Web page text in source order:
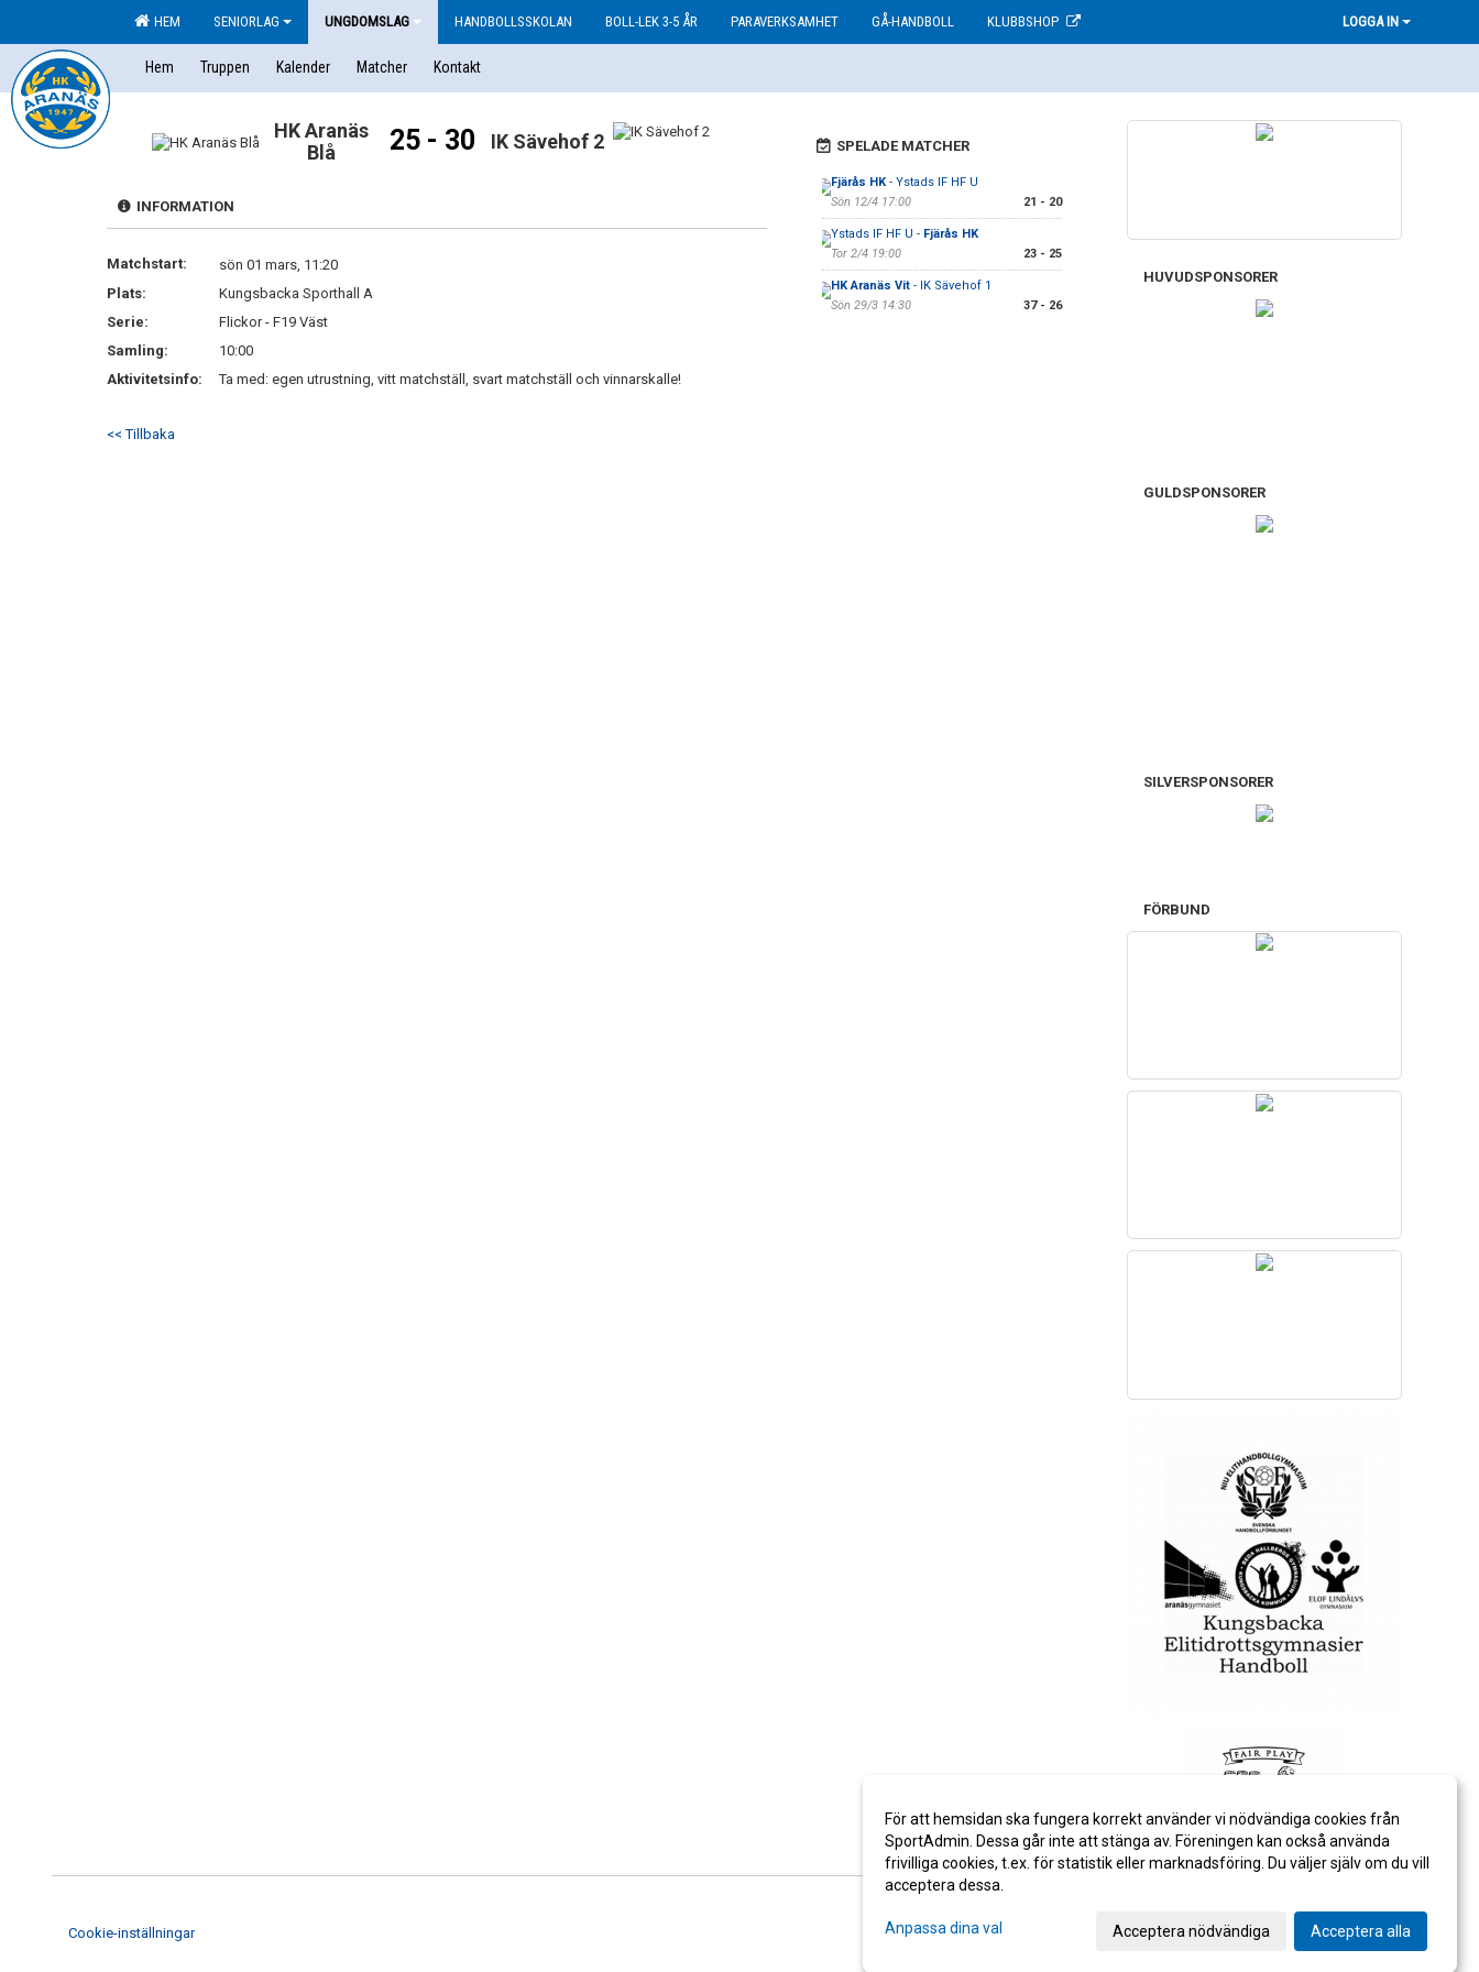
HEM SENIORLAG UNGDOMSLAG HANDBOLLSSKOLAN BOLL-LEK 3-5 ÅR PARAVERKSAMHET GÅ-HANDBOLL KLUBBSHOP LOGGA IN
Hem Truppen Kalender Matcher Kontakt
HK Aranäs
Blå
25 - 30 IK Sävehof 2
INFORMATION
Matchstart:
sön 01 mars, 11:20
Plats:
Kungsbacka Sporthall A
Serie:
Flickor - F19 Väst
Samling:
10:00
Aktivitetsinfo:
Ta med: egen utrustning, vitt matchställ, svart matchställ och vinnarskalle!
<< Tillbaka
SPELADE MATCHER
Fjärås HK- Ystads IF HF U
Sön 12/4 17:00
21 - 20
Ystads IF HF U - Fjärås HK
Tor 2/4 19:00
23 - 25
HK Aranäs Vit- IK Sävehof 1
Sön 29/3 14:30
37 - 26
HUVUDSPONSORER
GULDSPONSORER
SILVERSPONSORER
FÖRBUND
Cookie-inställningar
För att hemsidan ska fungera korrekt använder vi nödvändiga cookies från
SportAdmin. Dessa går inte att stänga av. Föreningen kan också använda
frivilliga cookies, t.ex. för statistik eller marknadsföring. Du väljer själv om du vill
acceptera dessa.
Anpassa dina val Acceptera nödvändiga Acceptera alla